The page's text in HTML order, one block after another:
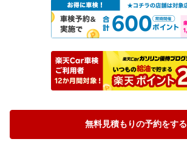
無料見積もりの予約をする